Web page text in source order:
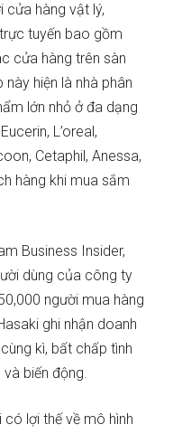
cửa hàng vật lý,
tuyến bao gồm
cửa hàng trên sàn
hiện là nhà phân
lớn nhỏ ở đa dạng
L’oreal,
Cetaphil, Anessa,
hàng khi mua sắm
Business Insider,
dùng của công ty
người mua hàng
ghi nhận doanh
kì, bất chấp tình
và biến động.
có lợi thế về mô hình